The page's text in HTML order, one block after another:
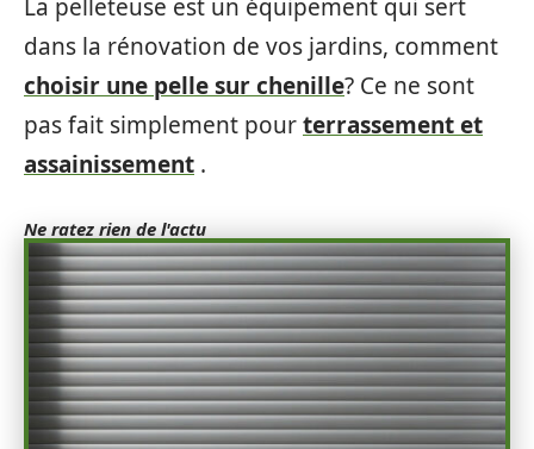
La pelleteuse est un équipement qui sert
dans la rénovation de vos jardins, comment
choisir une pelle sur chenille? Ce ne sont
pas fait simplement pourterrassement et
assainissement .
Ne ratez rien de l'actu